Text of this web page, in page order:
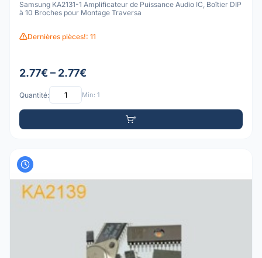
Samsung KA2131-1 Amplificateur de Puissance Audio IC, Boîtier DIP
à 10 Broches pour Montage Traversa
Dernières pièces!: 11
2.77€ – 2.77€
Quantité: Min: 1